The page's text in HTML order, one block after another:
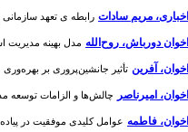
اخباری، مریم سادات رابطه ی تعهد سازمانی
اخوان دورباش، روح‌الله مدل بهینه مدیریت
اخوان، آفرین تأثیر جانشین‌پروری بر بهره‌وری
اخوان، امیرناصر چالش‌ها و الزامات توسعه مدیریت
اخوان، فاطمه عوامل کلیدی موفقیت در